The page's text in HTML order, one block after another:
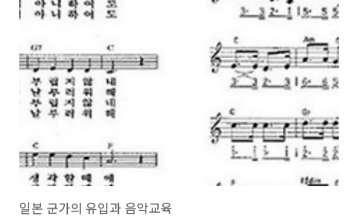
육하기 위해 만든 전국학생하령회에 1915년 90권, 1916년 99권을 보급
황후를 하녀로 삼아 부리고 말리라”는 가사에서 알 수 있듯이 창가집의
내용은 대부분 반일, 배일적인 내용이었고 후에 발각돼 재판에 넘겨진 ..
일본 군가의 유입과 음악교육